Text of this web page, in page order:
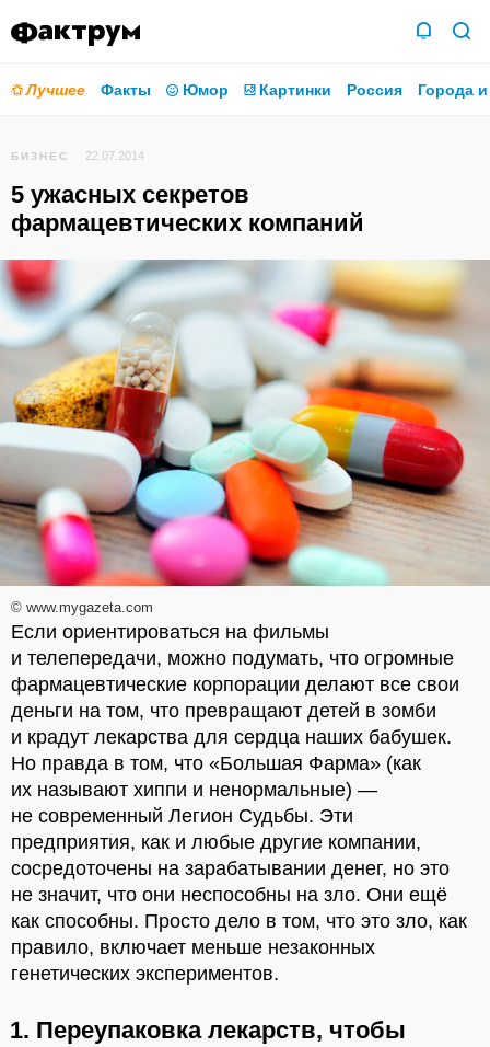
Лучшее Факты Юмор Картинки Россия Города
БИЗНЕС 22.07.2014
5 ужасных секретов
фармацевтических компаний
© www.mygazeta.com
Если ориентироваться на фильмы
и телепередачи, можно подумать, что огромные
фармацевтические корпорации делают все свои
деньги на том, что превращают детей в зомби
и крадут лекарства для сердца наших бабушек.
Но правда в том, что «Большая Фарма» (как
их называют хиппи и ненормальные) —
не современный Легион Судьбы. Эти
предприятия, как и любые другие компании,
сосредоточены на зарабатывании денег, но это
не значит, что они неспособны на зло. Они ещё
как способны. Просто дело в том, что это зло, как
правило, включает меньше незаконных
генетических экспериментов.
1. Переупаковка лекарств, чтобы